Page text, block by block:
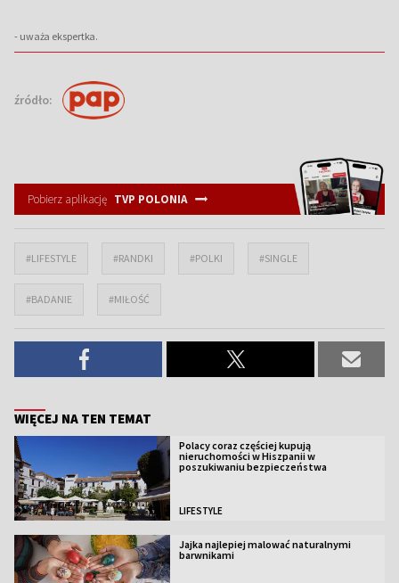
- uważa ekspertka.
źródło:
Pobierz aplikację TVP POLONIA
#LIFESTYLE #RANDKI #POLKI #SINGLE
#BADANIE #MIŁOŚĆ
WIĘCEJ NA TEN TEMAT
Polacy coraz częściej kupują
nieruchomości w Hiszpanii w
poszukiwaniu bezpieczeństwa
LIFESTYLE
Jajka najlepiej malować naturalnymi
barwnikami